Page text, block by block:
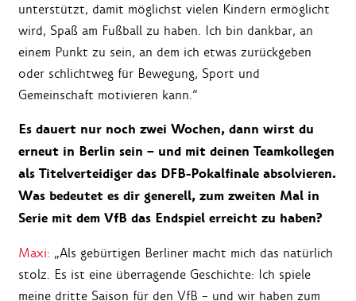
unterstützt, damit möglichst vielen Kindern ermöglicht
wird, Spaß am Fußball zu haben. Ich bin dankbar, an
einem Punkt zu sein, an dem ich etwas zurückgeben
oder schlichtweg für Bewegung, Sport und
Gemeinschaft motivieren kann.“
Es dauert nur noch zwei Wochen, dann wirst du
erneut in Berlin sein – und mit deinen Teamkollegen
als Titelverteidiger das DFB-Pokalfinale absolvieren.
Was bedeutet es dir generell, zum zweiten Mal in
Serie mit dem VfB das Endspiel erreicht zu haben?
Maxi: „Als gebürtigen Berliner macht mich das natürlich
stolz. Es ist eine überragende Geschichte: Ich spiele
meine dritte Saison für den VfB – und wir haben zum